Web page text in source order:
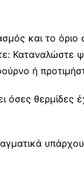
και το όριο
Καταναλώστε
ή
όσες θερμίδες